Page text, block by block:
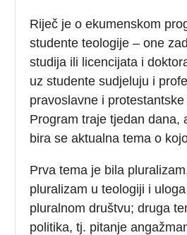
Riječ je o ekumenskom
studente teologije – one
studija ili licencijata i
uz studente sudjeluju i
pravoslavne i
Program traje tjedan dana,
bira se aktualna tema o
Prva tema je bila
pluralizam u teologiji i
pluralnom društvu; druga
politika, tj. pitanje